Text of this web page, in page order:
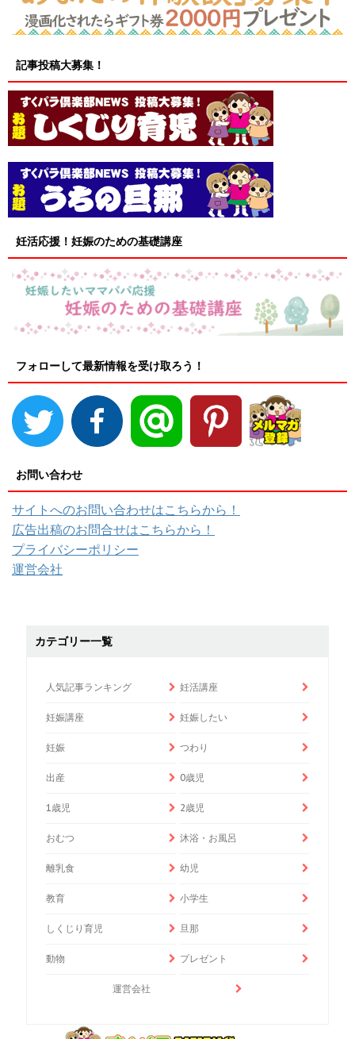
記事投稿大募集！
妊活応援！妊娠のための基礎講座
フォローして最新情報を受け取ろう！
お問い合わせ
サイトへのお問い合わせはこちらから！
広告出稿のお問合せはこちらから！
プライバシーポリシー
運営会社
カテゴリー一覧
人気記事ランキング 妊活講座
妊娠講座 妊娠したい
妊娠 つわり
出産 0歳児
1歳児 2歳児
おむつ 沐浴・お風呂
離乳食 幼児
教育 小学生
しくじり育児 旦那
動物 プレゼント
運営会社